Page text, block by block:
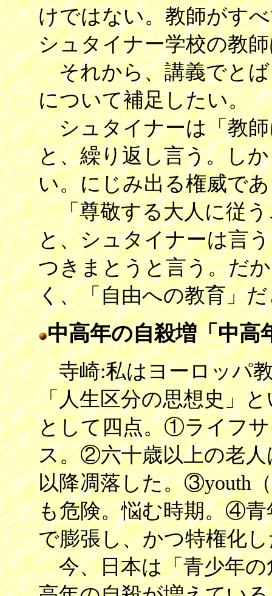
けではない。教師がす
シュタイナー学校の教
それから、講義でとば
について補足したい。
シュタイナーは「教師
と、繰り返し言う。し
い。にじみ出る権威で
「尊敬する大人に従う
と、シュタイナーは言
つきまとうと言う。だ
く、「自由への教育」
中高年の自殺増「中高
寺崎:私はヨーロッパ教
「人生区分の思想史」
として四点。①ライフ
ス。②六十歳以上の老
以降凋落した。③youth
も危険。悩む時期。④
で膨張し、かつ特権化
今、日本は「青少年の